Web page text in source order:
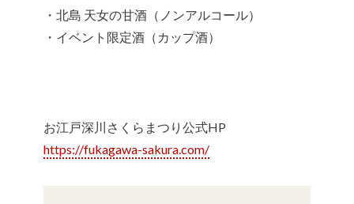
・北島 天女の甘酒（ノンアルコール）
・イベント限定酒（カップ酒）
お江戸深川さくらまつり公式HP
https://fukagawa-sakura.com/